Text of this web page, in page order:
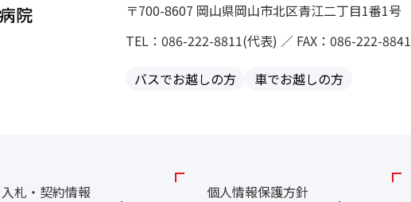
〒700-8607 岡山県岡山市北区青江二丁目1番1号
TEL：086-222-8811(代表) ／ FAX：086-222-8841
バスでお越しの方
車でお越しの方
入札・契約情報 個人情報保護方針